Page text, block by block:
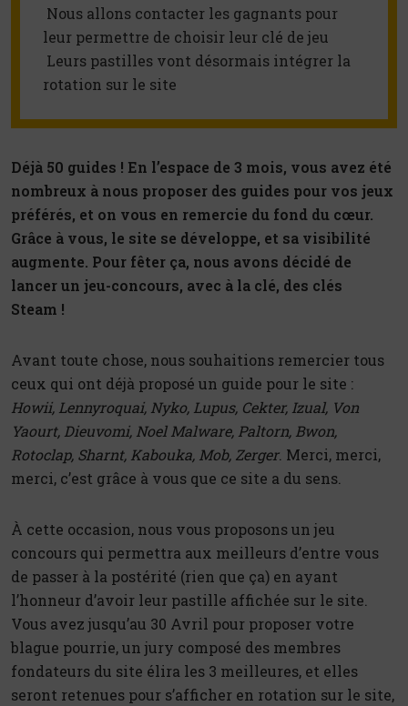
leur permettre de choisir leur clé de jeu
rotation sur le site
Déjà 50 guides ! En l’espace de 3 mois, vous avez été
nombreux à nous proposer des guides pour vos jeux
préférés, et on vous en remercie du fond du cœur.
Grâce à vous, le site se développe, et sa visibilité
augmente. Pour fêter ça, nous avons décidé de
lancer un jeu-concours, avec à la clé, des clés
Steam !
Avant toute chose, nous souhaitions remercier tous
ceux qui ont déjà proposé un guide pour le site :
Howii, Lennyroquai, Nyko, Lupus, Cekter, Izual, Von
Yaourt, Dieuvomi, Noel Malware, Paltorn, Bwon,
Rotoclap, Sharnt, Kabouka, Mob, Zerger. Merci, merci,
merci, c’est grâce à vous que ce site a du sens.
À cette occasion, nous vous proposons un jeu
concours qui permettra aux meilleurs d’entre vous
de passer à la postérité (rien que ça) en ayant
l’honneur d’avoir leur pastille affichée sur le site.
Vous avez jusqu’au 30 Avril pour proposer votre
blague pourrie, un jury composé des membres
fondateurs du site élira les 3 meilleures, et elles
seront retenues pour s’afficher en rotation sur le site,